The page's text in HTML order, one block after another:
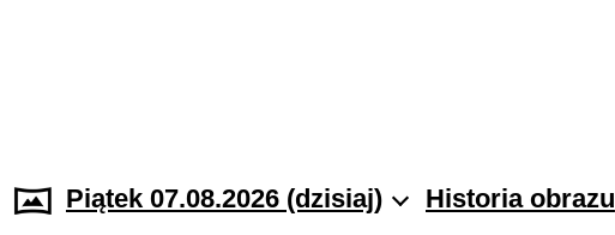
Piątek 07.08.2026 (dzisiaj) Historia obrazu